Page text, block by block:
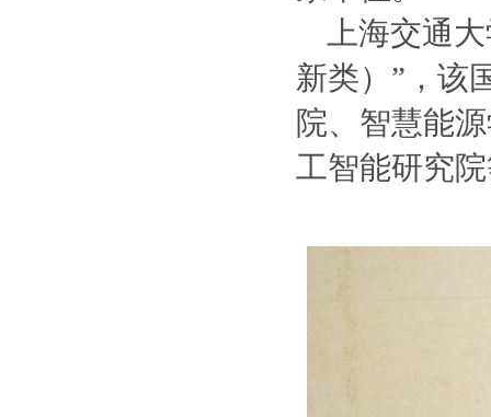
上海交通
新类）”，该
院、智慧能
工智能研究